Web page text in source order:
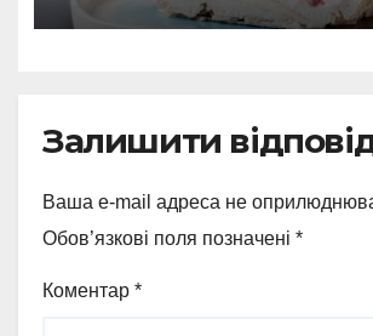
Залишити
Ваша e-mail адреса не
Обов’язкові поля позначені *
Коментар *